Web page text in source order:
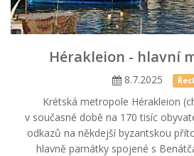
Hérakleion - hlavní
8.7.2025
Krétská metropole Hérakleion
v současné době na 170 tisíc
odkazů na někdejší byzantskou
hlavně památky spojené s